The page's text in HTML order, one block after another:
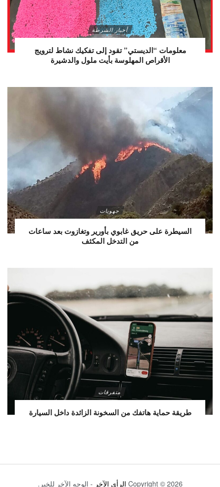
أخبار الشرطة
معلومات “الديستي” تقود إلى تفكيك نشاط لترويج
الأقراص المهلوسة بأيت ملول والدشيرة
جهويات
السيطرة على حريق غابوي بأورير وتغازوت بعد ساعات
من التدخل المكثف
متفرقات
طريقة حماية هاتفك من السخونة الزائدة داخل السيارة
Copyright © 2026 الرأي الآخر - الوجه الآخر للخبر.